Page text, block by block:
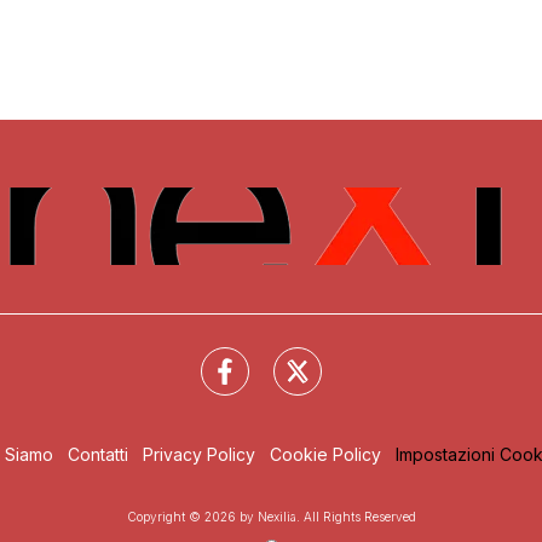
Siamo Contatti Privacy Policy Cookie Policy Impostazioni
Copyright © 2026 by Nexilia. All Rights Reserved